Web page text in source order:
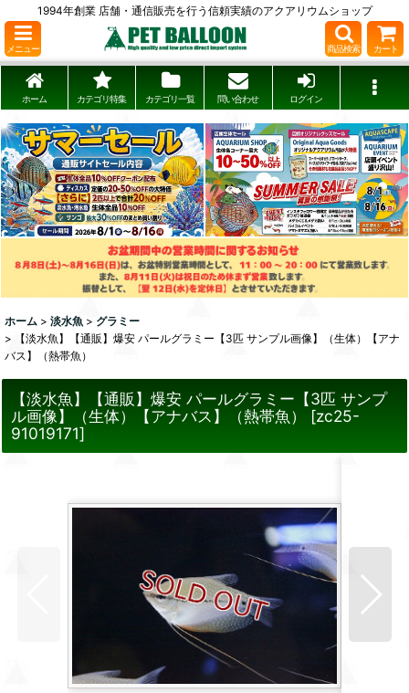
1994年創業 店舗・通信販売を行う信頼実績のアクアリウムショップ
メニュー 商品検索 カート
ホーム カテゴリ特集 カテゴリ一覧 問い合わせ ログイン
ホーム > 淡水魚 > グラミー
>
【淡水魚】【通販】爆安 パールグラミー【3匹 サンプル画像】（生体）【アナ
バス】（熱帯魚）
【淡水魚】【通販】爆安 パールグラミー【3匹 サンプ
ル画像】（生体）【アナバス】（熱帯魚）
[zc25-
91019171]